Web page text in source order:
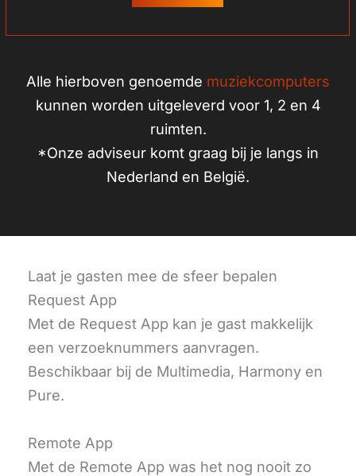
Alle hierboven genoemde muziekcomputers
kunnen worden uitgeleverd voor 1, 2 en 4
ruimten.
*Onze adviseur komt graag bij je langs in
Nederland en België.
Laat je gasten mee de sfeer bepalen
Request App
Met de Request App kan je gast makkelijk
een verzoeknummers aanvragen.
Beschikbaar bij de Multimedia, Harmony en
Pure.
Remote App
Met de Remote App was het nog nooit zo